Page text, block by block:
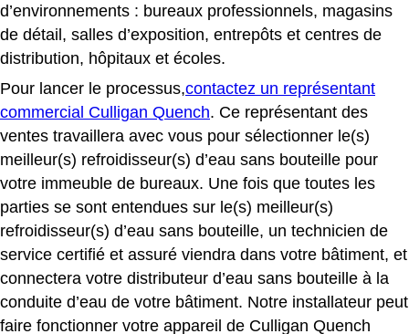
d’environnements : bureaux professionnels, magasins
de détail, salles d’exposition, entrepôts et centres de
distribution, hôpitaux et écoles.
Pour lancer le processus,contactez un représentant
commercial Culligan Quench. Ce représentant des
ventes travaillera avec vous pour sélectionner le(s)
meilleur(s) refroidisseur(s) d’eau sans bouteille pour
votre immeuble de bureaux. Une fois que toutes les
parties se sont entendues sur le(s) meilleur(s)
refroidisseur(s) d’eau sans bouteille, un technicien de
service certifié et assuré viendra dans votre bâtiment, et
connectera votre distributeur d’eau sans bouteille à la
conduite d’eau de votre bâtiment. Notre installateur peut
faire fonctionner votre appareil de Culligan Quench